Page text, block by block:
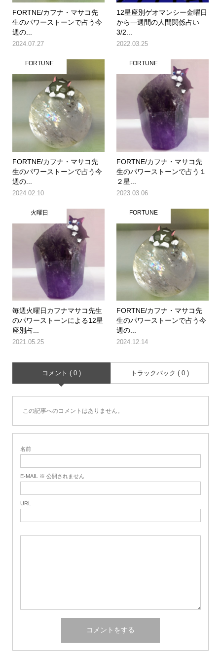
FORTNE/カフナ・マサコ先
生のパワーストーンで占う今
週の...
2024.07.27
12星座別ゲオマンシー金曜日
から一週間の人間関係占い
3/2...
2022.03.25
FORTUNE
FORTNE/カフナ・マサコ先
生のパワーストーンで占う今
週の...
2024.02.10
FORTUNE
FORTNE/カフナ・マサコ先
生のパワーストーンで占う１
２星...
2023.03.06
火曜日
毎週火曜日カフナマサコ先生
のパワーストーンによる12星
座別占...
2021.05.25
FORTUNE
FORTNE/カフナ・マサコ先
生のパワーストーンで占う今
週の...
2024.12.14
コメント ( 0 ) トラックバック ( 0 )
この記事へのコメントはありません。
名前
E-MAIL ※ 公開されません
URL